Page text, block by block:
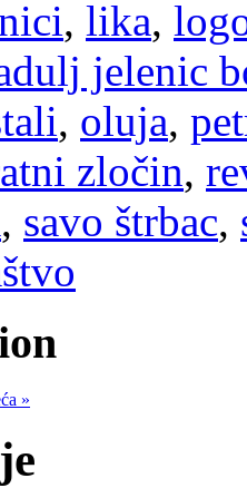
, lika,
jelenic
, oluja,
zločin,
, savo štrbac,
»